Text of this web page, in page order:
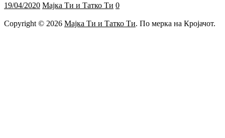
19/04/2020 Мајка Ти и Татко Ти 0
Copyright © 2026 Мајка Ти и Татко Ти. По мерка на Кројачот.